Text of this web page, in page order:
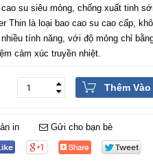
cao su siêu mỏng, chống xuất tinh
Thin là loại bao cao su cao cấp,
tính năng, với độ mỏng chỉ
cảm xúc truyền nhiệt.
Thêm Vào
in Gửi cho bạn bè